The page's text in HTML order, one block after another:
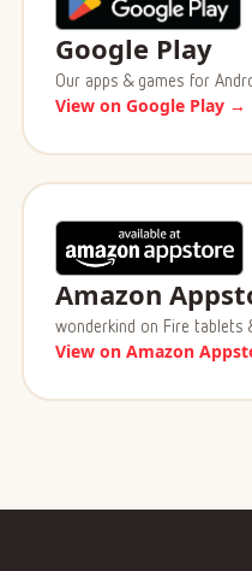
Google Play
Our apps & games for
View on Google Play →
Amazon
wonderkind on Fire tablets
View on Amazon